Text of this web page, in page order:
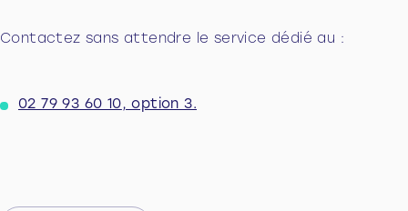
Contactez sans attendre le service dédié au :
02 79 93 60 10, option 3.